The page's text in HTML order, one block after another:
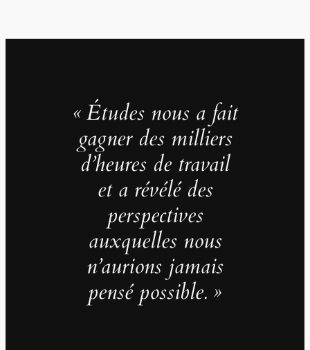
« Études nous a fait
gagner des milliers
d’heures de travail
et a révélé des
perspectives
auxquelles nous
n’aurions jamais
pensé possible. »